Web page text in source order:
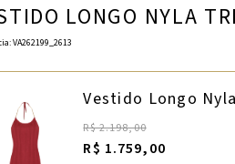
LONGO NYLA
:VA262199_2613
Vestido Longo
R$ 2.198,00
R$ 1.759,00